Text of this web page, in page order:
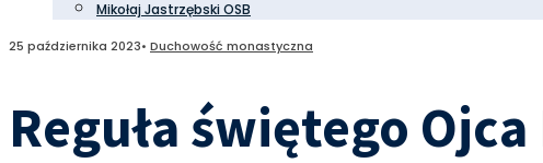
Mikołaj Jastrzębski OSB
25 października 2023• Duchowość monastyczna
Reguła świętego